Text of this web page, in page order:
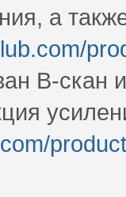
а
B-скан